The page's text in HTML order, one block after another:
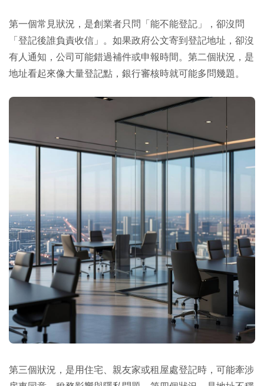
第一個常見狀況，是創業者只問「能不能登記」，卻沒問
「登記後誰負責收信」。如果政府公文寄到登記地址，卻沒
有人通知，公司可能錯過補件或申報時間。第二個狀況，是
地址看起來像大量登記點，銀行審核時就可能多問幾題。
第三個狀況，是用住宅、親友家或租屋處登記時，可能牽涉